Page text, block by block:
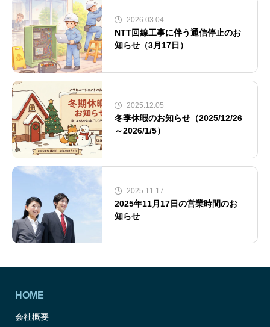
2026.03.04
NTT回線工事に伴う通信停止のお
知らせ（3月17日）
2025.12.05
冬季休暇のお知らせ（2025/12/26
～2026/1/5）
2025.11.17
2025年11月17日の営業時間のお
知らせ
HOME
会社概要